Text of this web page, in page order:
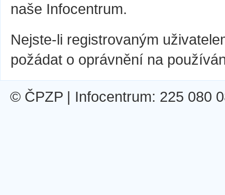
naše Infocentrum.
Nejste-li registrovaným
požádat o oprávnění na
© ČPZP | Infocentrum: 225 080